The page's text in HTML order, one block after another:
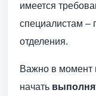
имеется
специалистам –
отделения.
Важно в момент
начать